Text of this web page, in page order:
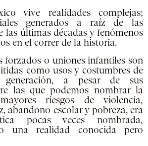
vive realidades complejas;
generados a raíz de las
las últimas décadas y fenómenos
en el correr de la historia.
forzados o uniones infantiles son
como usos y costumbres de
generación, a pesar de sus
las que podemos nombrar la
riesgos de violencia,
abandono escolar y pobreza, era
pocas veces nombrada,
una realidad conocida pero